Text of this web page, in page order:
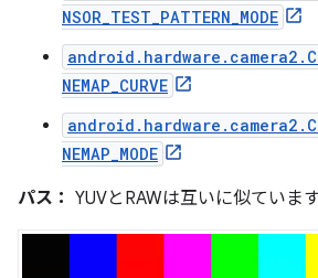
NSOR_TEST_PATTERN_MODE
NEMAP_CURVE
NEMAP_MODE
パス： YUVとRAWは互いに似ています